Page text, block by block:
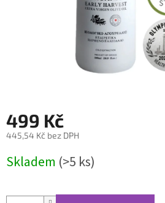
499 Kč
445,54 Kč bez DPH
cena:
Skladem (>5 ks)